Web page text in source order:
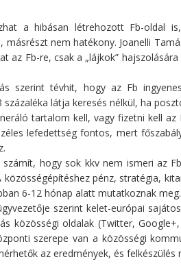
a hibásan létrehozott Fb-oldal
másrészt nem hatékony. Joanelli
az Fb-re, csak a „lájkok”
szerint tévhit, hogy az Fb
százaléka látja keresés nélkül, ha
tartalom kell, vagy fizetni kell
lefedettség fontos, mert
számít, hogy sok kkv nem ismeri az
közösségépítéshez pénz, stratégia,
6-12 hónap alatt mutatkoznak meg.
szerint kelet-európai
közösségi oldalak (Twitter,
szerepe van a közösségi
az eredmények, és